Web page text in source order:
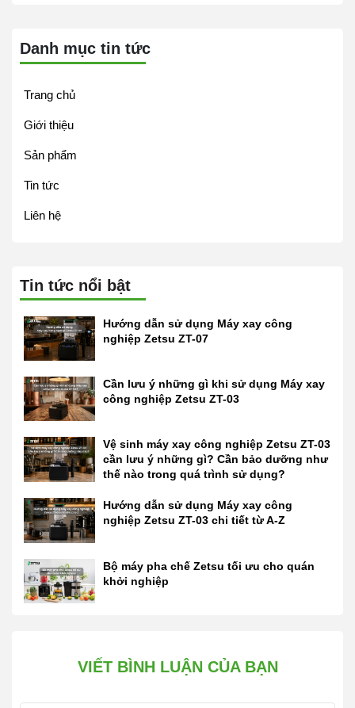
Danh mục tin tức
Trang chủ
Giới thiệu
Sản phẩm
Tin tức
Liên hệ
Tin tức nổi bật
Hướng dẫn sử dụng Máy xay công
nghiệp Zetsu ZT-07
Cần lưu ý những gì khi sử dụng Máy xay
công nghiệp Zetsu ZT-03
Vệ sinh máy xay công nghiệp Zetsu ZT-03
cần lưu ý những gì? Cần bảo dưỡng như
thế nào trong quá trình sử dụng?
Hướng dẫn sử dụng Máy xay công
nghiệp Zetsu ZT-03 chi tiết từ A-Z
Bộ máy pha chế Zetsu tối ưu cho quán
khởi nghiệp
VIẾT BÌNH LUẬN CỦA BẠN